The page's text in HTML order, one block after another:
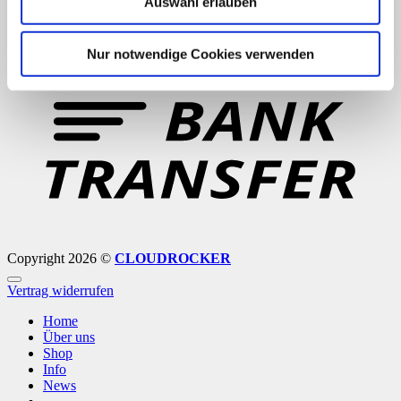
Nur notwendige Cookies verwenden
Copyright 2026 © CLOUDROCKER
Vertrag widerrufen
Home
Über uns
Shop
Info
News